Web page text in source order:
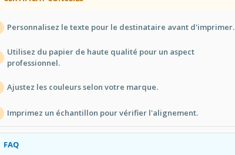
Personnalisez le texte pour le destinataire avant d'imprimer.
Utilisez du papier de haute qualité pour un aspect
professionnel.
Ajustez les couleurs selon votre marque.
Imprimez un échantillon pour vérifier l'alignement.
FAQ